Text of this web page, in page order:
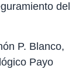
del
P. Blanco,
Payo